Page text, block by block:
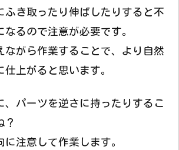
ふき取ったり伸ばしたりすると不
なるので注意が必要です。
ながら作業することで、より自然
上がると思います。
、パーツを逆さに持ったりするこ
？
注意して作業します。